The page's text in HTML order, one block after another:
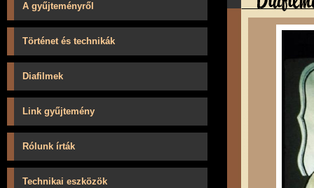
A gyűjteményről
Történet és technikák
Diafilmek
Link gyűjtemény
Rólunk írták
Technikai eszközök